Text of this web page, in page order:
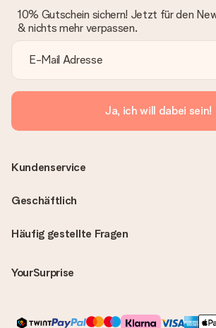
10% Gutschein sichern! Jetzt für den
& nichts mehr verpassen.
Ja, ich will dabei sein!
Häufig gestellte Fragen
YourSurprise
Kundenservice
Geschäftlich